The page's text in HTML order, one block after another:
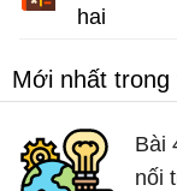
hai
Mới nhất trong
Bài
nối